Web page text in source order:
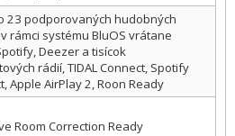
23 podporovaných hudobných
rámci systému BluOS vrátane
Deezer a tisícok
rádií, TIDAL Connect, Spotify
Apple AirPlay 2, Roon Ready
Room Correction Ready